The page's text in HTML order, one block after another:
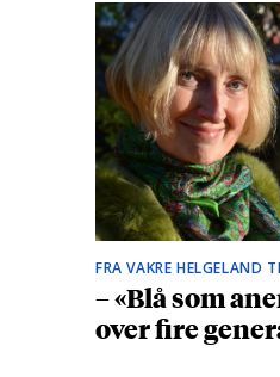
FRA VAKRE HELGELAND
– «Blå som
over fire